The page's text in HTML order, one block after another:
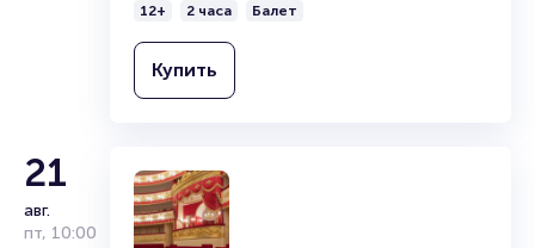
12+ 2 часа Балет
Купить
21
авг.
пт, 10:00